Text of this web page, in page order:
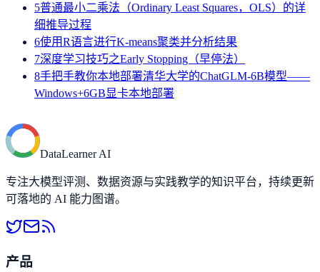
5普通最小二乘法（Ordinary Least Squares，OLS）的详
细推导过程
6使用R语言进行K-means聚类并分析结果
7深度学习技巧之Early Stopping（早停法）
8手把手教你本地部署清华大学的ChatGLM-6B模型——
Windows+6GB显卡本地部署
DataLearner AI
专注大模型评测、数据资源与实践教学的知识平台，持续更新
可落地的 AI 能力图谱。
产品